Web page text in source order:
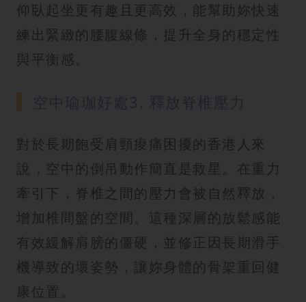
仰臥起坐更有趣且更高效，能幫助妳快速
練出緊緻的腰腹線條，提升全身的穩定性
與平衡感。
對於長期飽受肩頸痠痛困擾的香港人來
說，空中的倒吊動作簡直是救星。在重力
牽引下，脊椎之間的壓力會被自然釋放，
增加椎間盤的空間。這種深層的放鬆感能
有效緩解肩膀的僵硬，並修正因長期滑手
機導致的壞姿勢，讓妳身體的骨架重回健
康位置。